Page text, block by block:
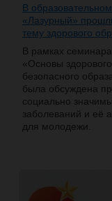
В
«Лазурный»
тему здорового
В рамках
«Основы
безопасного
была обсуждена
социально
заболеваний и её
для молодежи.